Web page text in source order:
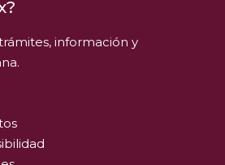
información y